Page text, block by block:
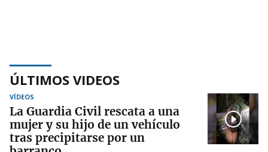
ÚLTIMOS VIDEOS
VÍDEOS
La Guardia Civil rescata a una
mujer y su hijo de un vehículo
tras precipitarse por un